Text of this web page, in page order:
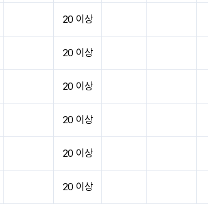
20 이상
20 이상
20 이상
20 이상
20 이상
20 이상